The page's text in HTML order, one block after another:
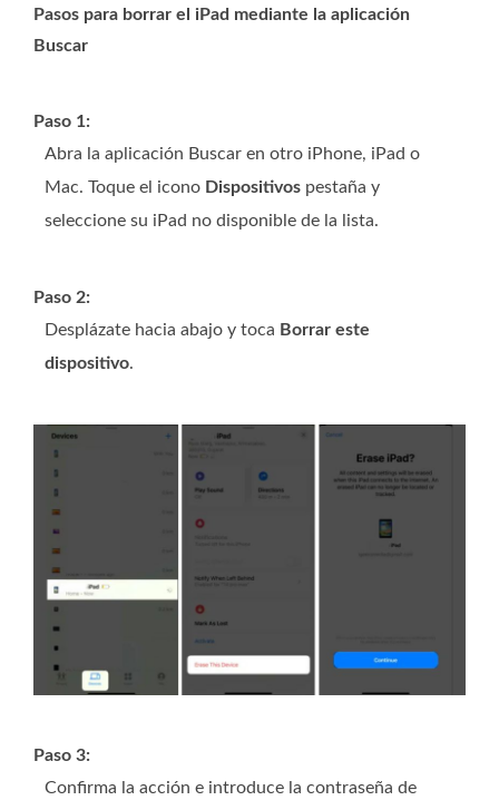
Pasos para borrar el iPad mediante la aplicación
Buscar
Paso 1:
Abra la aplicación Buscar en otro iPhone, iPad o
Mac. Toque el icono Dispositivos pestaña y
seleccione su iPad no disponible de la lista.
Paso 2:
Desplázate hacia abajo y toca Borrar este
dispositivo.
Paso 3:
Confirma la acción e introduce la contraseña de